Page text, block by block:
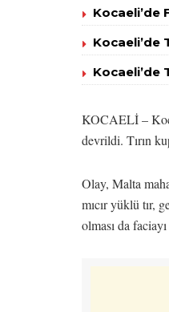
Kocaeli’de
Kocaeli’de
Kocaeli’de
KOCAELİ –
devrildi. Tırın
Olay, Malta
mıcır yüklü tır,
olması da